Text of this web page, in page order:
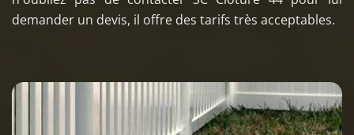
demander un devis, il offre des tarifs très acceptables.